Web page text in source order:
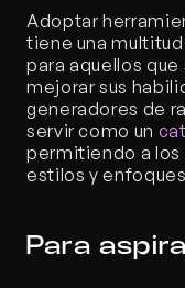
Adoptar
tiene una
para aquellos
mejorar sus
generadores de
servir como un
permitiendo a
estilos y
Para